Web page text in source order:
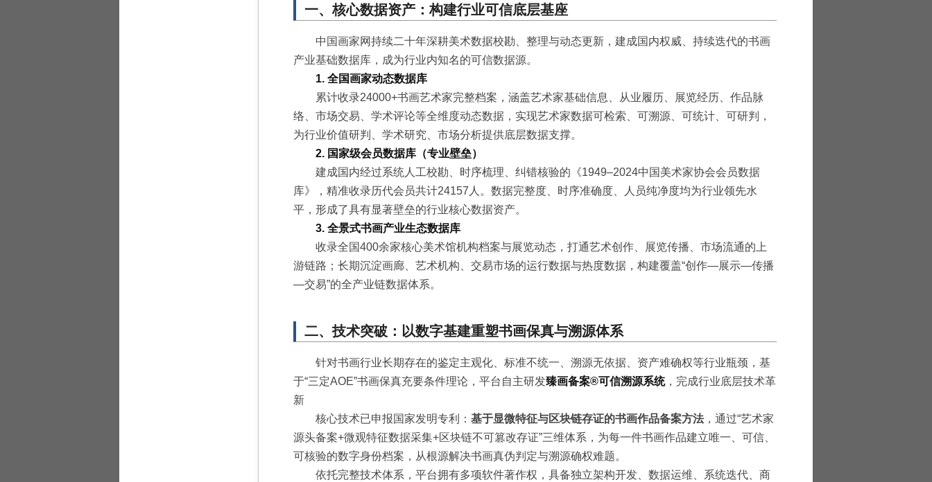
一、核心数据资产：构建行业可信底层基座
中国画家网持续二十年深耕美术数据校勘、整理与动态更新，建成国内权威、持续迭代的书画
产业基础数据库，成为行业内知名的可信数据源。
1. 全国画家动态数据库
累计收录24000+书画艺术家完整档案，涵盖艺术家基础信息、从业履历、展览经历、作品脉
络、市场交易、学术评论等全维度动态数据，实现艺术家数据可检索、可溯源、可统计、可研判，
为行业价值研判、学术研究、市场分析提供底层数据支撑。
2. 国家级会员数据库（专业壁垒）
建成国内经过系统人工校勘、时序梳理、纠错核验的《1949–2024中国美术家协会会员数据
库》，精准收录历代会员共计24157人。数据完整度、时序准确度、人员纯净度均为行业领先水
平，形成了具有显著壁垒的行业核心数据资产。
3. 全景式书画产业生态数据库
收录全国400余家核心美术馆机构档案与展览动态，打通艺术创作、展览传播、市场流通的上
游链路；长期沉淀画廊、艺术机构、交易市场的运行数据与热度数据，构建覆盖“创作—展示—传播
—交易”的全产业链数据体系。
二、技术突破：以数字基建重塑书画保真与溯源体系
针对书画行业长期存在的鉴定主观化、标准不统一、溯源无依据、资产难确权等行业瓶颈，基
于“三定AOE”书画保真充要条件理论，平台自主研发臻画备案®可信溯源系统，完成行业底层技术革
新
核心技术已申报国家发明专利： 基于显微特征与区块链存证的书画作品备案方法，通过“艺术家
源头备案+微观特征数据采集+区块链不可篡改存证”三维体系，为每一件书画作品建立唯一、可信、
可核验的数字身份档案，从根源解决书画真伪判定与溯源确权难题。
依托完整技术体系，平台拥有多项软件著作权，具备独立架构开发、数据运维、系统迭代、商